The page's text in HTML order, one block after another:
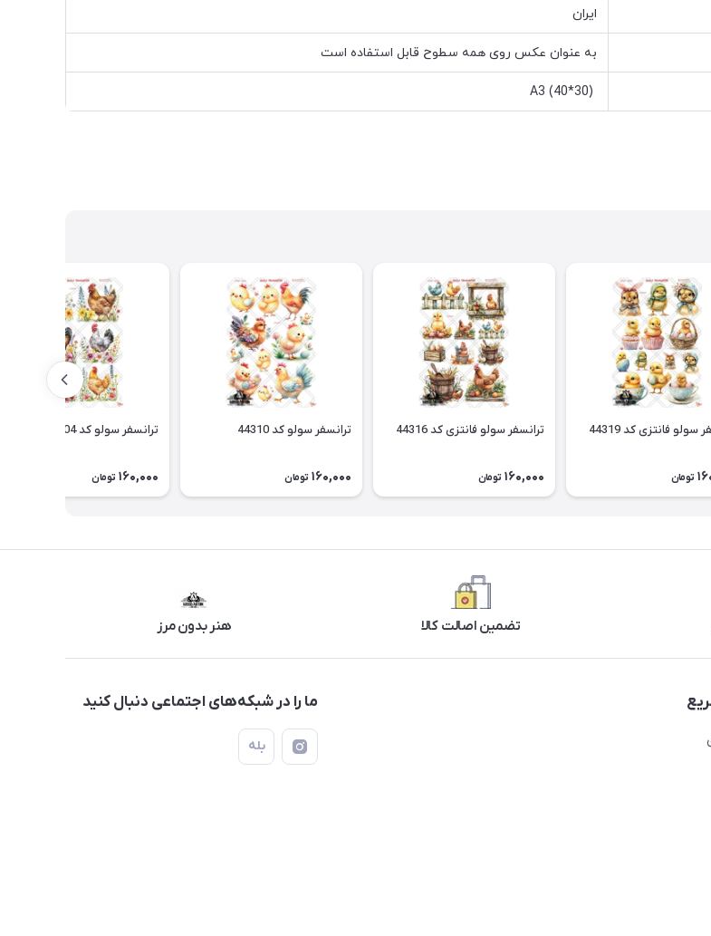
ایران
به عنوان عکس روی همه سطوح قابل استفاده است
سولو فانتزی کد 44319
تومان
ترانسفر سولو فانتزی کد 44316
160,000 تومان
ترانسفر سولو کد 44310
160,000 تومان
ترانسفر سولو کد 44304
160,000 تومان
تضمین اصالت کالا هنر بدون مرز
ما را در شبکه‌های اجتماعی دنبال کنید
بله